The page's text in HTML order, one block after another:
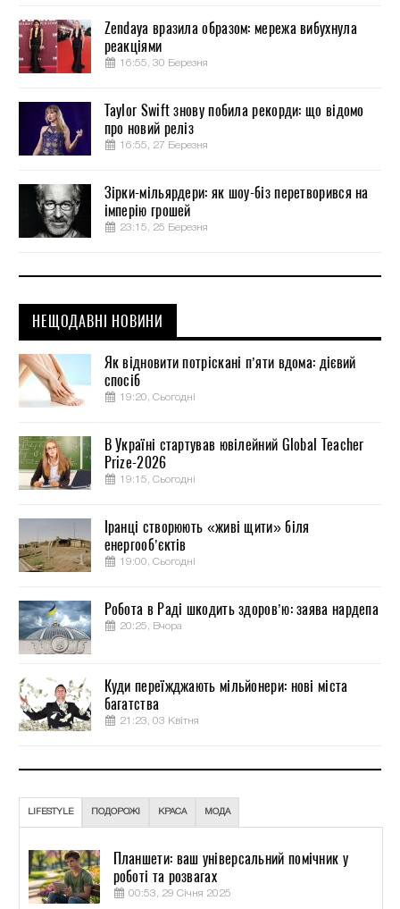
Zendaya вразила образом: мережа вибухнула
реакціями
16:55, 30 Березня
Taylor Swift знову побила рекорди: що відомо
про новий реліз
16:55, 27 Березня
Зірки-мільярдери: як шоу-біз перетворився на
імперію грошей
23:15, 25 Березня
НЕЩОДАВНІ НОВИНИ
Як відновити потріскані п’яти вдома: дієвий
спосіб
19:20, Сьогодні
В Україні стартував ювілейний Global Teacher
Prize-2026
19:15, Сьогодні
Іранці створюють «живі щити» біля
енергооб’єктів
19:00, Сьогодні
Робота в Раді шкодить здоров’ю: заява нардепа
20:25, Вчора
Куди переїжджають мільйонери: нові міста
багатства
21:23, 03 Квітня
LIFESTYLE ПОДОРОЖІ КРАСА МОДА
Планшети: ваш універсальний помічник у
роботі та розвагах
00:53, 29 Січня 2025